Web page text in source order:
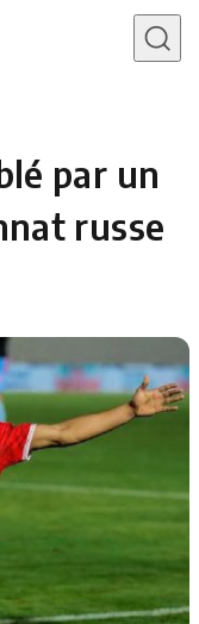
par un
russe